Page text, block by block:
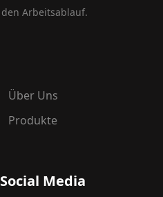
Arbeitsablauf.
Über Uns
Produkte
Media